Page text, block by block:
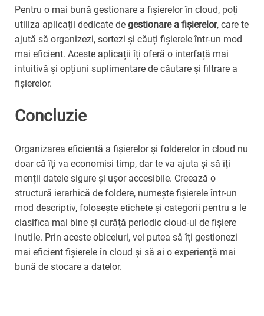
Pentru o mai bună gestionare a fișierelor în cloud, poți
utiliza aplicații dedicate de gestionare a fișierelor, care te
ajută să organizezi, sortezi și căuți fișierele într-un mod
mai eficient. Aceste aplicații îți oferă o interfață mai
intuitivă și opțiuni suplimentare de căutare și filtrare a
fișierelor.
Concluzie
Organizarea eficientă a fișierelor și folderelor în cloud nu
doar că îți va economisi timp, dar te va ajuta și să îți
menții datele sigure și ușor accesibile. Creează o
structură ierarhică de foldere, numește fișierele într-un
mod descriptiv, folosește etichete și categorii pentru a le
clasifica mai bine și curăță periodic cloud-ul de fișiere
inutile. Prin aceste obiceiuri, vei putea să îți gestionezi
mai eficient fișierele în cloud și să ai o experiență mai
bună de stocare a datelor.